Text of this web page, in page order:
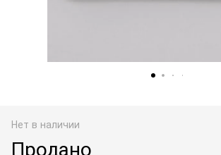
Нет в наличии
Продано